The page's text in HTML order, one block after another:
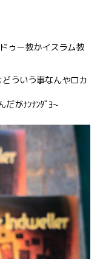
ゥー教かイスラム教
ういう事なんやロカ
だがﾅﾝﾅﾝﾀﾞﾖ~